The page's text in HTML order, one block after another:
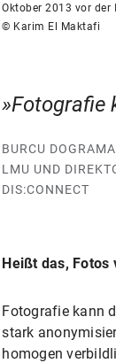
Oktober 2013 vor der
© Karim El Maktafi
Fotografie
BURCU
LMU UND
DIS:CONNECT
Heißt das,
Fotografie kann
stark
homogen